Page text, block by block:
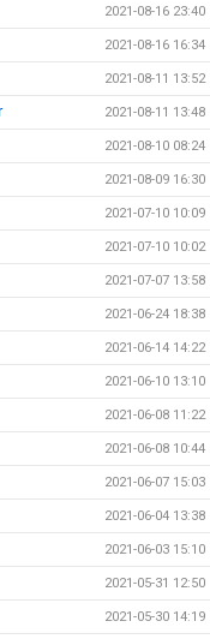
2021-08-16 23:40
2021-08-16 16:34
2021-08-11 13:52
2021-08-11 13:48
2021-08-10 08:24
2021-08-09 16:30
2021-07-10 10:09
2021-07-10 10:02
2021-07-07 13:58
2021-06-24 18:38
2021-06-14 14:22
2021-06-10 13:10
2021-06-08 11:22
2021-06-08 10:44
2021-06-07 15:03
2021-06-04 13:38
2021-06-03 15:10
2021-05-31 12:50
2021-05-30 14:19